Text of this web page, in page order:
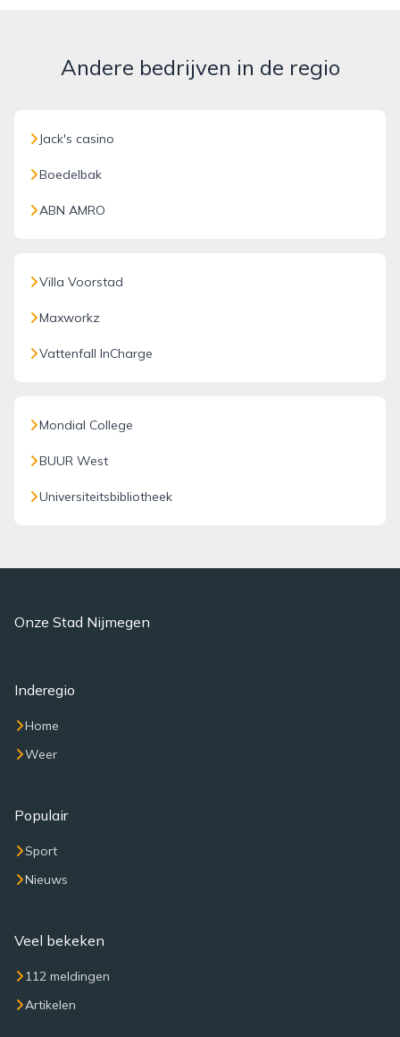
Andere bedrijven in de regio
Jack's casino
Boedelbak
ABN AMRO
Villa Voorstad
Maxworkz
Vattenfall InCharge
Mondial College
BUUR West
Universiteitsbibliotheek
Onze Stad Nijmegen
Inderegio
Home
Weer
Populair
Sport
Nieuws
Veel bekeken
112 meldingen
Artikelen